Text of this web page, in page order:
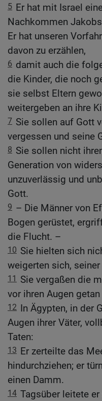
5 Er hat mit Israel
Nachkommen
Er hat unseren
davon zu erzählen,
6 damit auch die
die Kinder, die noch
sie selbst Eltern
weitergeben an ihre
7 Sie sollen auf Gott
vergessen und seine
8 Sie sollen nicht
Generation von
unzuverlässig und
Gott.
9 – Die Männer von
Bogen gerüstet,
die Flucht. –
10 Sie hielten sich
weigerten sich,
11
Sie vergaßen die
vor ihren Augen
12 In Ägypten, in der
Augen ihrer Väter,
Taten:
13 Er zerteilte das
hindurchziehen; er
einen Damm.
14 Tagsüber leitete